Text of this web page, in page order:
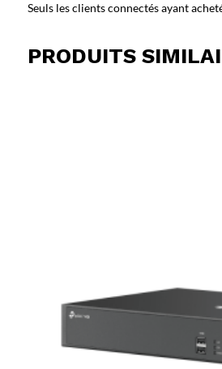
Seuls les clients connectés ayant
PRODUITS